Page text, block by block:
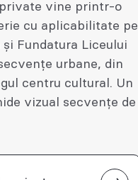
vine printr-o
cu aplicabilitate pe
Fundatura Liceului
urbane, din
centru cultural. Un
vizual secvențe de